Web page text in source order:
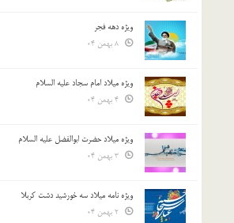
ویژه دهه فجر
ویژه میلاد امام سجاد علیه السلام
ویژه میلاد حضرت ابوالفضل علیه السلام
ویژه نامه میلاد سه خورشید دشت کربلا